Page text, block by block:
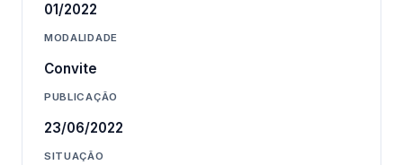
01/2022
MODALIDADE
Convite
PUBLICAÇÃO
23/06/2022
SITUAÇÃO